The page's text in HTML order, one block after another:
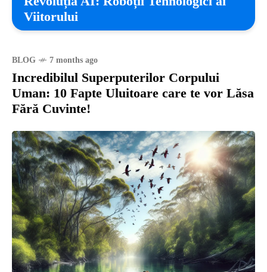
Viitorului
BLOG 7 months ago
Incredibilul Superputerilor Corpului
Uman: 10 Fapte Uluitoare care te vor Lăsa
Fără Cuvinte!